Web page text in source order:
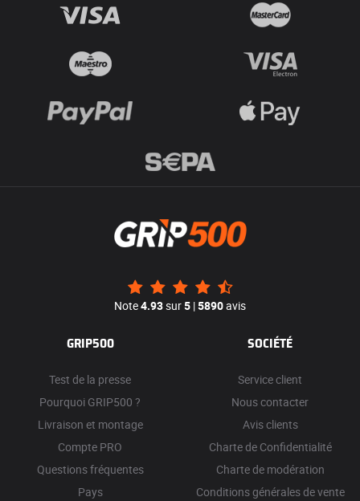
Note4.93sur5 |5890avis
GRIP500
Test de la presse
Pourquoi GRIP500 ?
Livraison et montage
Compte PRO
Questions fréquentes
Pays
SOCIÉTÉ
Service client
Nous contacter
Avis clients
Charte de Confidentialité
Charte de modération
Conditions générales de vente